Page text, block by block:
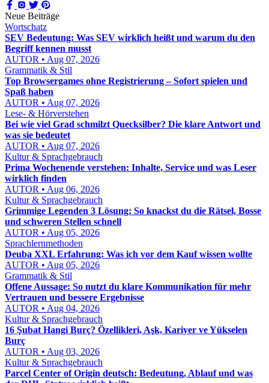
Neue Beiträge
Wortschatz
SEV Bedeutung: Was SEV wirklich heißt und warum du den
Begriff kennen musst
AUTOR • Aug 07, 2026
Grammatik & Stil
Top Browsergames ohne Registrierung – Sofort spielen und
Spaß haben
AUTOR • Aug 07, 2026
Lese- & Hörverstehen
Bei wie viel Grad schmilzt Quecksilber? Die klare Antwort und
was sie bedeutet
AUTOR • Aug 07, 2026
Kultur & Sprachgebrauch
Prima Wochenende verstehen: Inhalte, Service und was Leser
wirklich finden
AUTOR • Aug 06, 2026
Kultur & Sprachgebrauch
Grimmige Legenden 3 Lösung: So knackst du die Rätsel, Bosse
und schweren Stellen schnell
AUTOR • Aug 05, 2026
Sprachlernmethoden
Deuba XXL Erfahrung: Was ich vor dem Kauf wissen wollte
AUTOR • Aug 05, 2026
Grammatik & Stil
Offene Aussage: So nutzt du klare Kommunikation für mehr
Vertrauen und bessere Ergebnisse
AUTOR • Aug 04, 2026
Kultur & Sprachgebrauch
16 Şubat Hangi Burç? Özellikleri, Aşk, Kariyer ve Yükselen
Burç
AUTOR • Aug 03, 2026
Kultur & Sprachgebrauch
Parcel Center of Origin deutsch: Bedeutung, Ablauf und was